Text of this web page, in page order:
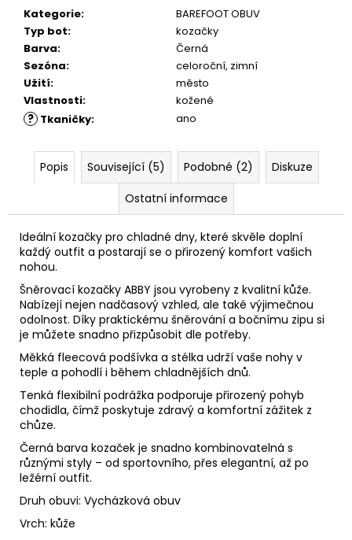
Kategorie:
BAREFOOT OBUV
Typ bot:
kozačky
Barva:
Černá
Sezóna:
celoroční, zimní
Užití:
město
Vlastnosti: kožené
? Tkaničky: ano
Popis Související (5) Podobné (2)
Diskuze
Ostatní informace
Ideální kozačky pro chladné dny, které skvěle doplní
každý outfit a postarají se o přirozený komfort vašich
nohou.
Šněrovací kozačky ABBY jsou vyrobeny z kvalitní kůže.
Nabízejí nejen nadčasový vzhled, ale také výjimečnou
odolnost. Díky praktickému šněrování a bočnímu zipu si
je můžete snadno přizpůsobit dle potřeby.
Měkká fleecová podšívka a stélka udrží vaše nohy v
teple a pohodlí i během chladnějších dnů.
Tenká flexibilní podrážka podporuje přirozený pohyb
chodidla, čímž poskytuje zdravý a komfortní zážitek z
chůze.
Černá barva kozaček je snadno kombinovatelná s
různými styly – od sportovního, přes elegantní, až po
ležérní outfit.
Druh obuvi: Vycházková obuv
Vrch: kůže
CARE
200
ML
289
Kč